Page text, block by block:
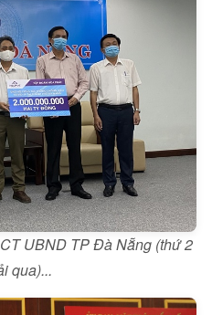
UBND TP Đà Nẵng (thứ 2
qua)...